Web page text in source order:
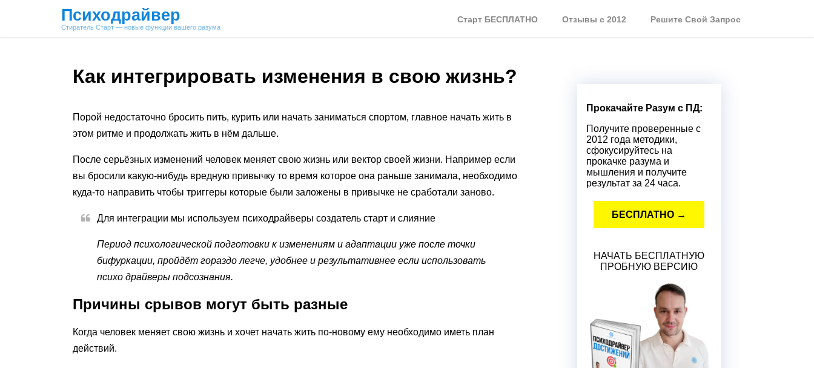
Психодрайвер
Стиратель Старт — новые функции вашего разума
Старт БЕСПЛАТНО Отзывы с 2012 Решите Свой Запрос
Как интегрировать изменения в свою жизнь?
Порой недостаточно бросить пить, курить или начать заниматься спортом, главное начать жить в
этом ритме и продолжать жить в нём дальше.
После серьёзных изменений человек меняет свою жизнь или вектор своей жизни. Например если
вы бросили какую-нибудь вредную привычку то время которое она раньше занимала, необходимо
куда-то направить чтобы триггеры которые были заложены в привычке не сработали заново.
Для интеграции мы используем психодрайверы создатель старт и слияние
Период психологической подготовки к изменениям и адаптации уже после точки
бифуркации, пройдёт гораздо легче, удобнее и результативнее если использовать
психо драйверы подсознания.
Причины срывов могут быть разные
Когда человек меняет свою жизнь и хочет начать жить по-новому ему необходимо иметь план
действий.
Прокачайте Разум с ПД:
Получите проверенные с
2012 года методики,
сфокусируйтесь на
прокачке разума и
мышления и получите
результат за 24 часа.
БЕСПЛАТНО →
НАЧАТЬ БЕСПЛАТНУЮ
ПРОБНУЮ ВЕРСИЮ